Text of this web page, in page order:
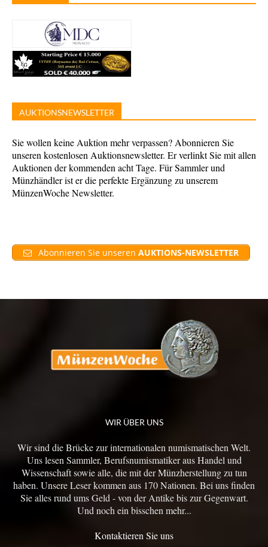
AUKTIONSNEWSLETTER
Sie wollen keine Auktion mehr verpassen? Abonnieren Sie
unseren kostenlosen Auktionsnewsletter. Er verlinkt Sie mit allen
Auktionen der kommenden acht Tage. Für Sammler und
Münzhändler ist er die perfekte Ergänzung zu unserem
MünzenWoche Newsletter.
Abonnieren Sie unseren AUKTIONS-NEWSLETTER
WIR ÜBER UNS
Wir sind die Brücke zur internationalen numismatischen Welt.
Uns lesen Sammler, Berufsnumismatiker aus Handel und
Wissenschaft sowie alle, die mit der Münzherstellung zu tun
haben. Unsere Leser kommen aus 170 Nationen. Bei uns finden
Sie alles rund ums Geld - von der Antike bis zur Gegenwart.
Und noch ein bisschen mehr...
Kontaktieren Sie uns